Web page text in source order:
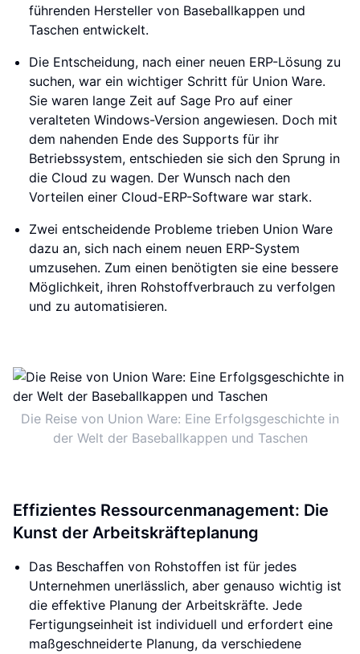
führenden Hersteller von Baseballkappen und
Taschen entwickelt.
Die Entscheidung, nach einer neuen ERP-Lösung zu
suchen, war ein wichtiger Schritt für Union Ware.
Sie waren lange Zeit auf Sage Pro auf einer
veralteten Windows-Version angewiesen. Doch mit
dem nahenden Ende des Supports für ihr
Betriebssystem, entschieden sie sich den Sprung in
die Cloud zu wagen. Der Wunsch nach den
Vorteilen einer Cloud-ERP-Software war stark.
Zwei entscheidende Probleme trieben Union Ware
dazu an, sich nach einem neuen ERP-System
umzusehen. Zum einen benötigten sie eine bessere
Möglichkeit, ihren Rohstoffverbrauch zu verfolgen
und zu automatisieren.
Die Reise von Union Ware: Eine Erfolgsgeschichte in
der Welt der Baseballkappen und Taschen
Effizientes Ressourcenmanagement: Die
Kunst der Arbeitskräfteplanung
Das Beschaffen von Rohstoffen ist für jedes
Unternehmen unerlässlich, aber genauso wichtig ist
die effektive Planung der Arbeitskräfte. Jede
Fertigungseinheit ist individuell und erfordert eine
maßgeschneiderte Planung, da verschiedene